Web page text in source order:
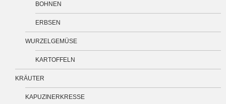
BOHNEN
ERBSEN
WURZELGEMÜSE
KARTOFFELN
KRÄUTER
KAPUZINERKRESSE